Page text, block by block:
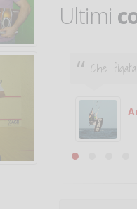
Ultimi
Che